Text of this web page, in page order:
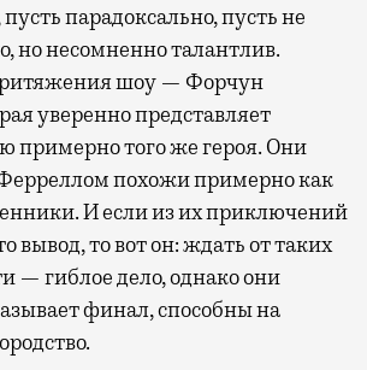
парадоксально, пусть не
но несомненно талантлив.
шоу — Форчун
уверенно представляет
примерно того же героя. Они
похожи примерно как
И если из их приключений
вывод, то вот он: ждать от таких
— гиблое дело, однако они
финал, способны на